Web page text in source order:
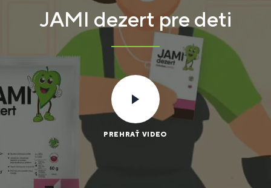
JAMI dezert pre deti
PREHRAŤ VIDEO